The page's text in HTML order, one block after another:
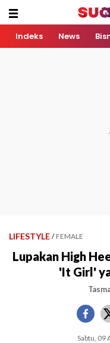
Indeks News
LIFESTYLE / FEMALE
Lupakan High
'It Girl'
Sabtu, 09